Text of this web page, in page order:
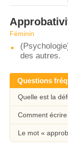
Féminin
des autres.
Questions
Quelle est la
Comment
Le mot «